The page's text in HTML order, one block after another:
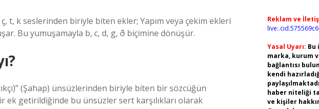
t, k seslerinden biriyle biten ekler; Yapım veya çekim ekleri
Bu yumuşamayla b, c, d, g, ð biçimine dönüşür.
(Şahap) ünsüzlerinden biriyle biten bir sözcüğün
ek getirildiğinde bu ünsüzler sert karşılıkları olarak
Reklam ve
Yasal Uyarı: Bu
marka, kurum
bağlantısı
kendi
haber niteliği
ve kişiler